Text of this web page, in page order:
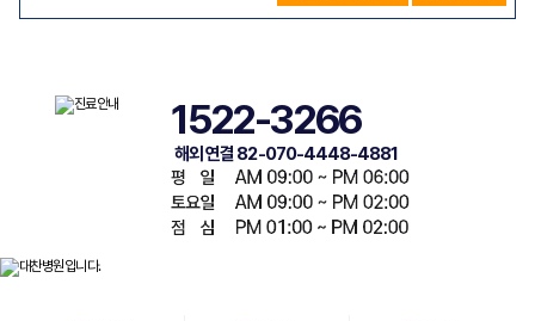
1522-3266
해외 연결 82-070-4448-4881